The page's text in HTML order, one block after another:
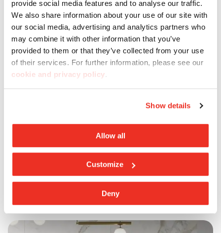
provide social media features and to analyse our traffic.
We also share information about your use of our site with
our social media, advertising and analytics partners who
may combine it with other information that you’ve
provided to them or that they’ve collected from your use
of their services. For further information, please see our
cookie and privacy policy.
Show details
Allow all
Customize
Deny
Kundendienst
Ihnen einen Kundendienst, der Ihnen die
gewünschte Unterstützung und Beratung bietet.
Kontaktieren Sie uns